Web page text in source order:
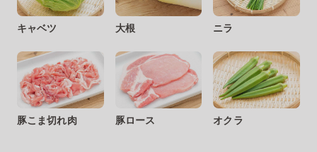
キャベツ 大根 ニラ
豚こま切れ肉 豚ロース オクラ